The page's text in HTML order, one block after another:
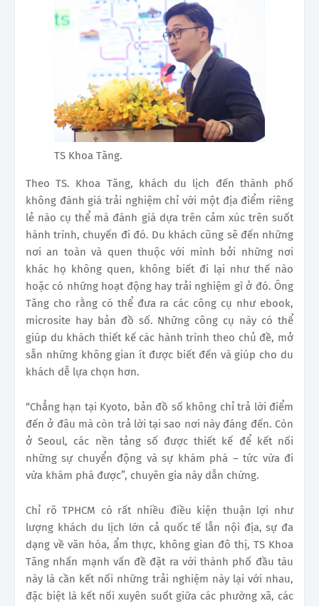
TS Khoa Tăng.
Theo TS. Khoa Tăng, khách du lịch đến thành phố
không đánh giá trải nghiệm chỉ với một địa điểm riêng
lẻ nào cụ thể mà đánh giá dựa trên cảm xúc trên suốt
hành trình, chuyến đi đó. Du khách cũng sẽ đến những
nơi an toàn và quen thuộc với mình bởi những nơi
khác họ không quen, không biết đi lại như thế nào
hoặc có những hoạt động hay trải nghiệm gì ở đó. Ông
Tăng cho rằng có thể đưa ra các công cụ như ebook,
microsite hay bản đồ số. Những công cụ này có thể
giúp du khách thiết kế các hành trình theo chủ đề, mở
sẵn những không gian ít được biết đến và giúp cho du
khách dễ lựa chọn hơn.
“Chẳng hạn tại Kyoto, bản đồ số không chỉ trả lời điểm
đến ở đâu mà còn trả lời tại sao nơi này đáng đến. Còn
ở Seoul, các nền tảng số được thiết kế để kết nối
những sự chuyển động và sự khám phá – tức vừa đi
vừa khám phá được”, chuyên gia này dẫn chứng.
Chỉ rõ TPHCM có rất nhiều điều kiện thuận lợi như
lượng khách du lịch lớn cả quốc tế lẫn nội địa, sự đa
dạng về văn hóa, ẩm thực, không gian đô thị, TS Khoa
Tăng nhấn mạnh vấn đề đặt ra với thành phố đầu tàu
này là cần kết nối những trải nghiệm này lại với nhau,
đặc biệt là kết nối xuyên suốt giữa các phường xã, các